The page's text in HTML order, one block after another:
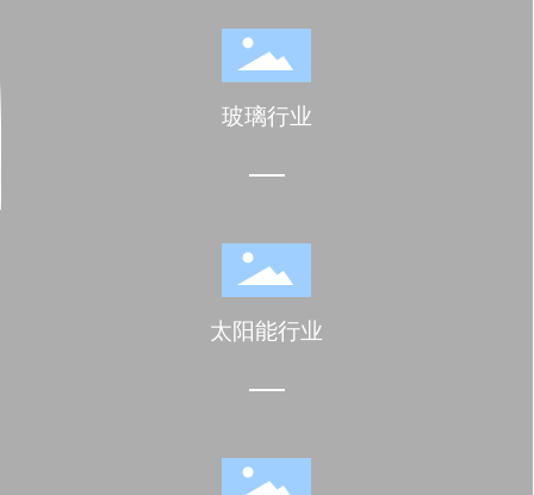
玻璃行业
太阳能行业